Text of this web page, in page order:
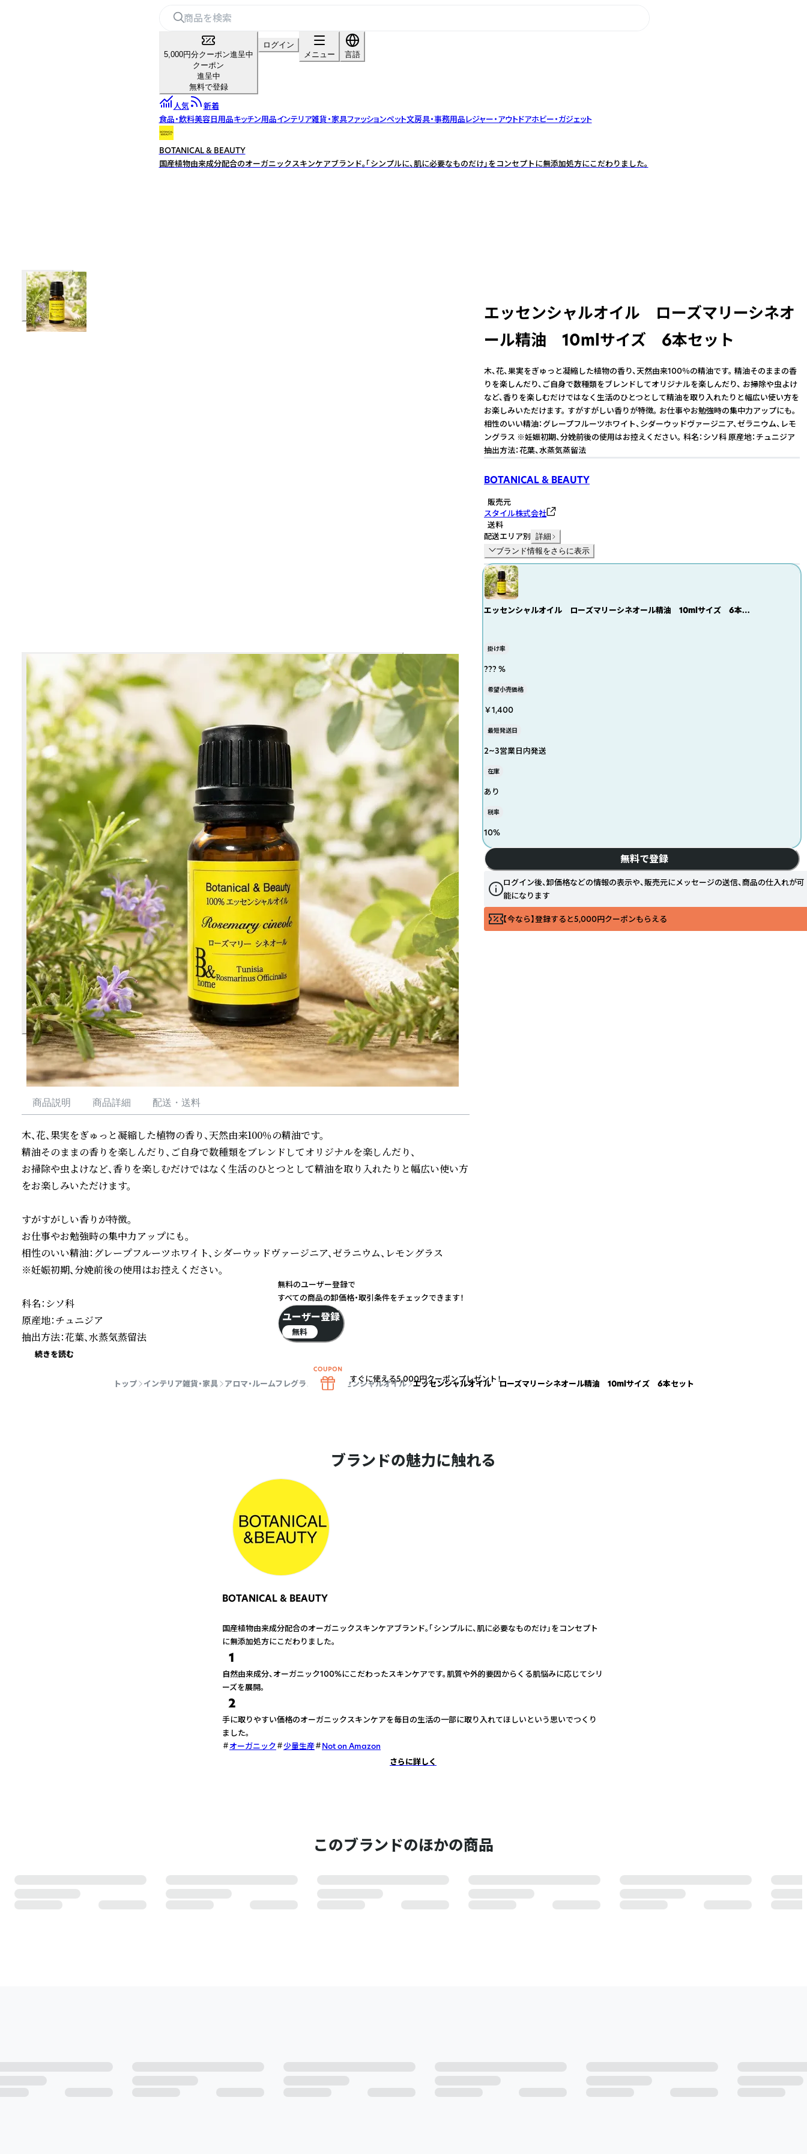
5,000円分クーポン進呈中
クーポン
進呈中
無料で登録
ログイン
メニュー
言語
人気
新着
食品・飲料美容日用品キッチン用品インテリア雑貨・家具ファッションペット文房具・事務用品レジャー・アウトドアホビー・ガジェット
BOTANICAL & BEAUTY
国産植物由来成分配合のオーガニックスキンケアブランド。「シンプルに、肌に必要なものだけ」をコンセプトに無添加処方にこだわりました。
商品説明 商品詳細 配送・送料
木、花、果実をぎゅっと凝縮した植物の香り、天然由来100％の精油です。
精油そのままの香りを楽しんだり、ご自身で数種類をブレンドしてオリジナルを楽しんだり、
お掃除や虫よけなど、香りを楽しむだけではなく生活のひとつとして精油を取り入れたりと幅広い使い方
をお楽しみいただけます。
すがすがしい香りが特徴。
お仕事やお勉強時の集中力アップにも。
相性のいい精油：グレープフルーツホワイト、シダーウッドヴァージニア、ゼラニウム、レモングラス
※妊娠初期、分娩前後の使用はお控えください。
科名：シソ科
原産地：チュニジア
続きを読む
エッセンシャルオイル ローズマリーシネオ
ール精油 10mlサイズ 6本セット
木、花、果実をぎゅっと凝縮した植物の香り、天然由来100％の精油です。 精油そのままの香
りを楽しんだり、ご自身で数種類をブレンドしてオリジナルを楽しんだり、 お掃除や虫よけ
など、香りを楽しむだけではなく生活のひとつとして精油を取り入れたりと幅広い使い方を
お楽しみいただけます。 すがすがしい香りが特徴。 お仕事やお勉強時の集中力アップにも。
相性のいい精油：グレープフルーツホワイト、シダーウッドヴァージニア、ゼラニウム、レモ
ングラス ※妊娠初期、分娩前後の使用はお控えください。 科名：シソ科 原産地：チュニジア
抽出方法：花葉、水蒸気蒸留法
BOTANICAL & BEAUTY
販売元
スタイル株式会社
送料
配送エリア別 詳細
ブランド情報をさらに表示
エッセンシャルオイル ローズマリーシネオール精油 10mlサイズ 6本セ
掛け率
??? %
希望小売価格
￥1,400
最短発送日
2~3営業日内発送
在庫
あり
税率
10%
無料で登録
ログイン後、卸価格などの情報の表示や、販売元にメッセージの送信、商品の仕入れが可
能になります
【今なら】登録すると5,000円クーポンもらえる
トップ インテリア雑貨・家具 アロマ・ルームフレグランス エッセンシャルオイル エッセンシャルオイル ローズマリーシネオール精油 10mlサイズ 6本セット
ブランドの魅力に触れる
BOTANICAL & BEAUTY
国産植物由来成分配合のオーガニックスキンケアブランド。「シンプルに、肌に必要なものだけ」をコンセプト
に無添加処方にこだわりました。
1
自然由来成分、オーガニック100%にこだわったスキンケアです。肌質や外的要因からくる肌悩みに応じてシリ
ーズを展開。
2
手に取りやすい価格のオーガニックスキンケアを毎日の生活の一部に取り入れてほしいという思いでつくり
ました。
オーガニック
少量生産
Not on Amazon
さらに詳しく
このブランドのほかの商品
無料のユーザー登録で
すべての商品の卸価格・取引条件をチェックできます！
ユーザー登録
無料
すぐに使える5,000円クーポンプレゼント！